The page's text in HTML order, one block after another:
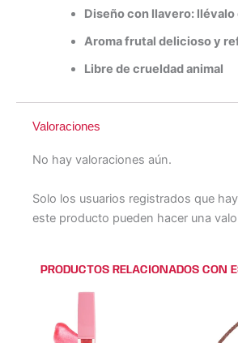
Diseño con llavero:
Aroma frutal delicioso y
Libre de crueldad animal
Valoraciones
No hay valoraciones aún.
Solo los usuarios registrados que
este producto pueden hacer una
PRODUCTOS RELACIONADOS CON